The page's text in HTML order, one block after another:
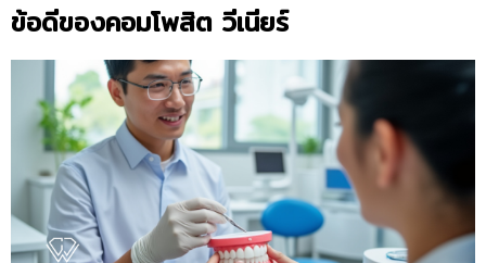
ข้อดีของคอมโพสิต วีเนียร์